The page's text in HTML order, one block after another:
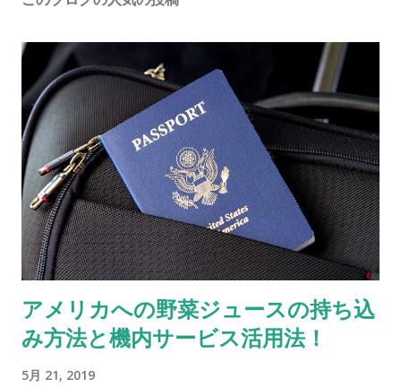
アメリカへの野菜ジュースの持ち込
み方法と機内サービス活用法！
5月 21, 2019